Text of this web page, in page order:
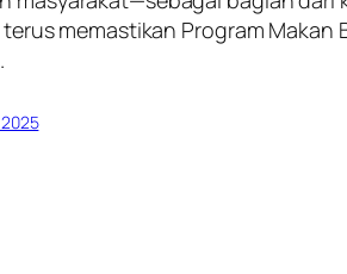
memastikan Program